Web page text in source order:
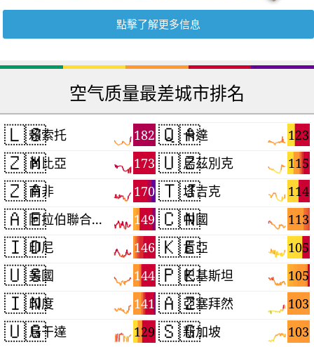
點擊了解更多信息
空气质量最差城市排名
🇱🇸 182
賴索托
🇿🇲 173
尚比亞
🇿🇦 170
南非
🇦🇪 149
阿拉伯聯合大公國
🇮🇩 146
印尼
🇺🇸 144
美國
🇮🇳 141
印度
🇺🇬 129
烏干達
🇶🇦 123
卡達
🇺🇿 115
烏茲別克
🇹🇯 114
塔吉克
🇨🇳 113
中國
🇰🇪 105
肯亞
🇵🇰 105
巴基斯坦
🇦🇿 103
亞塞拜然
🇸🇬 103
新加坡